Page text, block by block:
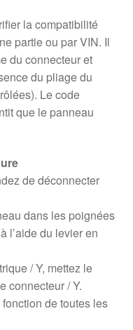
la compatibilité
partie ou par VIN. Il
du connecteur et
du pliage du
Le code
que le panneau
de déconnecter
dans les poignées
l’aide du levier en
/ Y, mettez le
connecteur / Y.
de toutes les